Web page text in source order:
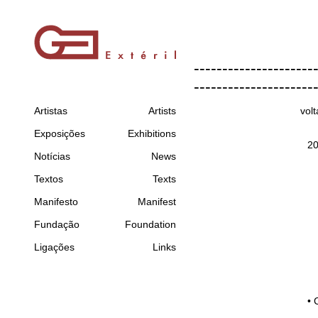
Artistas
Artists
Exposições
Exhibitions
Notícias
News
Textos
Texts
Manifesto
Manifest
Fundação
Foundation
Ligações
Links
•